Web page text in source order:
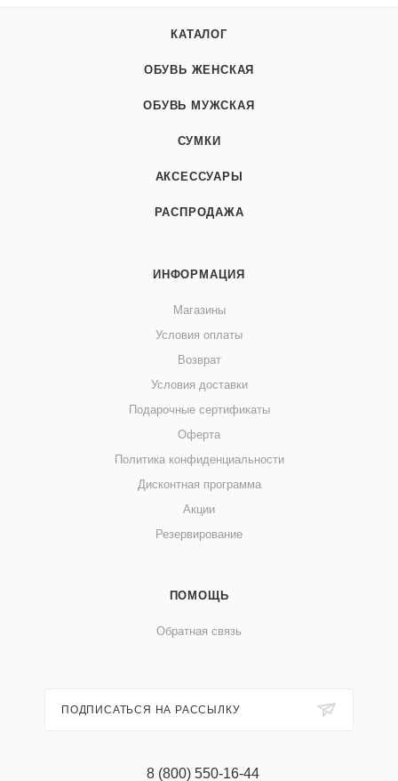
КАТАЛОГ
ОБУВЬ ЖЕНСКАЯ
ОБУВЬ МУЖСКАЯ
СУМКИ
АКСЕССУАРЫ
РАСПРОДАЖА
ИНФОРМАЦИЯ
Магазины
Условия оплаты
Возврат
Условия доставки
Подарочные сертификаты
Оферта
Политика конфиденциальности
Дисконтная программа
Акции
Резервирование
ПОМОЩЬ
Обратная связь
ПОДПИСАТЬСЯ НА РАССЫЛКУ
8 (800) 550-16-44